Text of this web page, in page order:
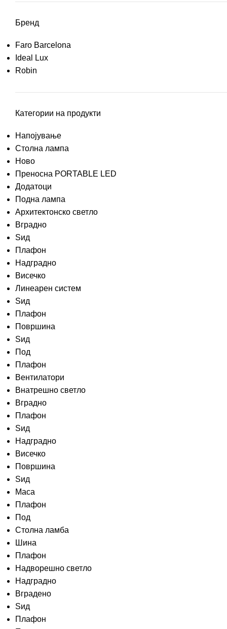
Бренд
Faro Barcelona
Ideal Lux
Robin
Категории на продукти
Напојување
Столна лампа
Ново
Преносна PORTABLE LED
Додатоци
Подна лампа
Архитектонско светло
Вградно
Ѕид
Плафон
Надградно
Висечко
Линеарен систем
Ѕид
Плафон
Површина
Ѕид
Под
Плафон
Вентилатори
Внатрешно светло
Вградно
Плафон
Ѕид
Надградно
Висечко
Површина
Sид
Маса
Плафон
Под
Столна ламба
Шина
Плафон
Надворешно светло
Надградно
Вградено
Ѕид
Плафон